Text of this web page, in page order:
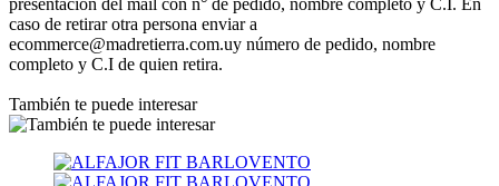
caso de retirar otra persona enviar a
ecommerce@madretierra.com.uy número de pedido, nombre
completo y C.I de quien retira.
También te puede interesar